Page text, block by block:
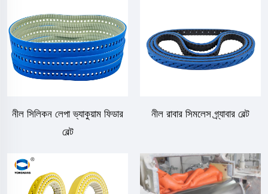
নীল সিলিকন লেপা ভ্যাকুয়াম ফিডার
বেল্ট
নীল রাবার সিমলেস গ্র্যাবার বেল্ট